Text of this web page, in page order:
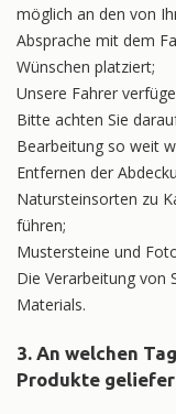
möglich an den von
Absprache mit dem
Wünschen platziert;
Unsere Fahrer
Bitte achten Sie
Bearbeitung so weit
Entfernen der
Natursteinsorten zu
führen;
Mustersteine und
Die Verarbeitung von
Materials.
3. An welchen
Produkte